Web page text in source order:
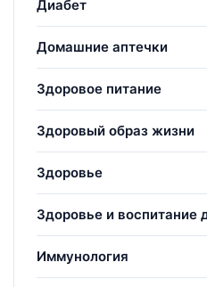
Диабет
Домашние аптечки
Здоровое питание
Здоровый образ жизни
Здоровье
Здоровье и воспитание
Иммунология